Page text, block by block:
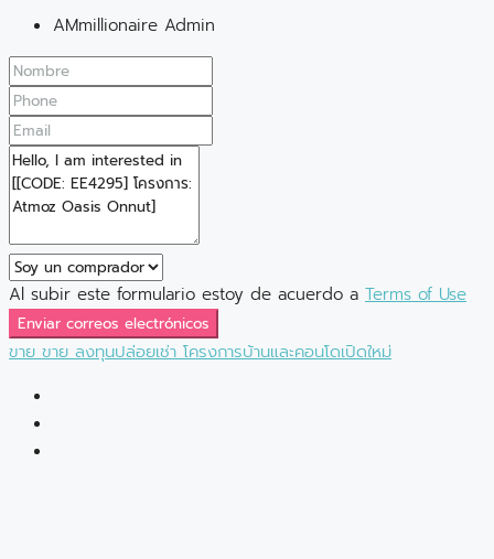
AMmillionaire Admin
Al subir este formulario estoy de acuerdo a Terms of Use
Enviar correos electrónicos
ขาย ขาย ลงทุนปล่อยเช่า โครงการบ้านและคอนโดเปิดใหม่